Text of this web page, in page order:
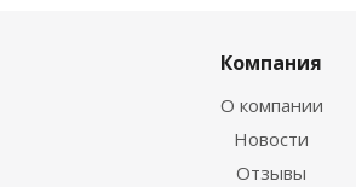
Компания
О компании
Новости
Отзывы